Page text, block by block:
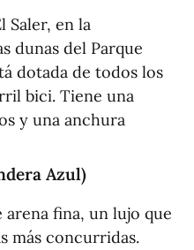
Saler, en la
dunas del Parque
dotada de todos los
bici. Tiene una
y una anchura
Azul)
fina, un lujo que
más concurridas.